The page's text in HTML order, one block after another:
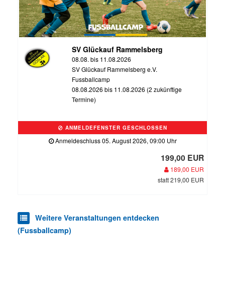
SV Glückauf Rammelsberg
08.08. bis 11.08.2026
SV Glückauf Rammelsberg e.V.
Fussballcamp
08.08.2026 bis 11.08.2026 (2 zukünftige
Termine)
ANMELDEFENSTER GESCHLOSSEN
Anmeldeschluss 05. August 2026, 09:00 Uhr
199,00 EUR
189,00 EUR
statt 219,00 EUR
Weitere Veranstaltungen entdecken
(Fussballcamp)